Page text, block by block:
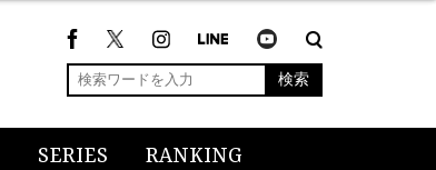
検索
SERIES RANKING